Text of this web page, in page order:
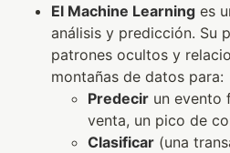
El Machine Learning es
análisis y predicción. Su
patrones ocultos y
montañas de datos para:
Predecir un evento
venta, un pico de
Clasificar (una